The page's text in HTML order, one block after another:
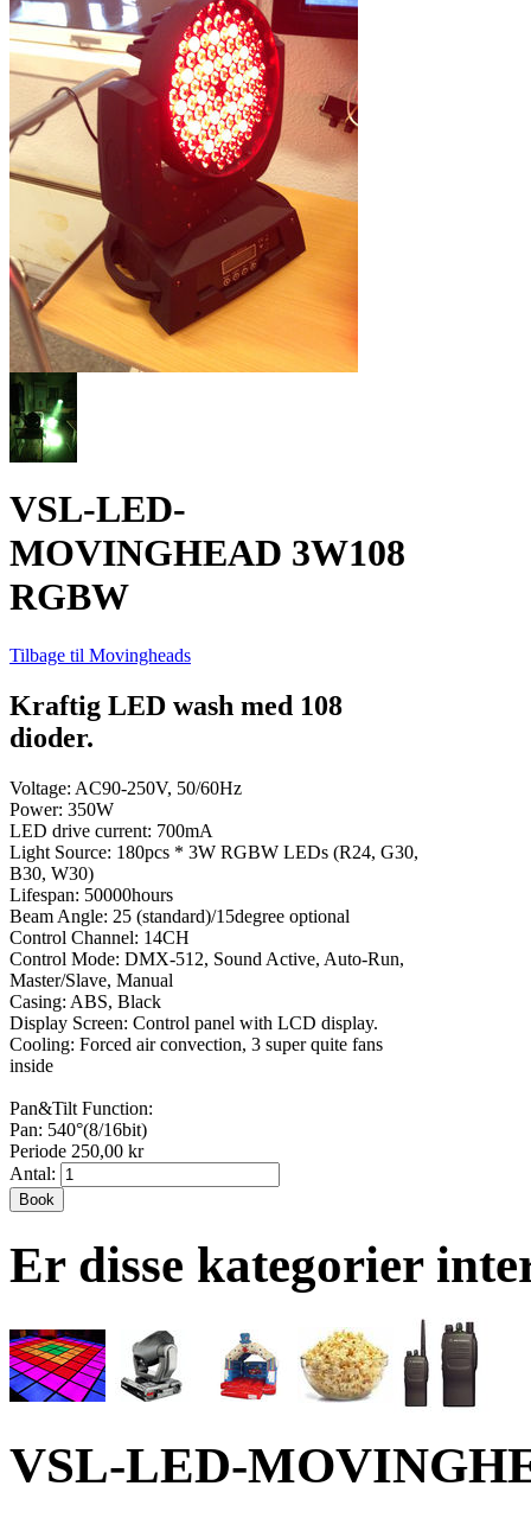
VSL-LED-
MOVINGHEAD 3W108
RGBW
Tilbage til Movingheads
Kraftig LED wash med 108
dioder.
Voltage: AC90-250V, 50/60Hz
Power: 350W
LED drive current: 700mA
Light Source: 180pcs * 3W RGBW LEDs (R24, G30,
B30, W30)
Lifespan: 50000hours
Beam Angle: 25 (standard)/15degree optional
Control Channel: 14CH
Control Mode: DMX-512, Sound Active, Auto-Run,
Master/Slave, Manual
Casing: ABS, Black
Display Screen: Control panel with LCD display.
Cooling: Forced air convection, 3 super quite fans
inside
Pan&Tilt Function:
Pan: 540°(8/16bit)
Periode 250,00 kr
Antal:
Book
Er disse kategorier
VSL-LED-